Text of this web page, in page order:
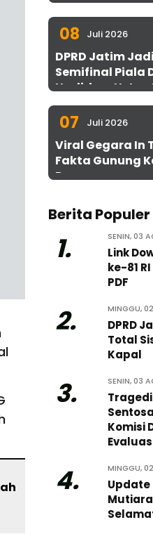
08 Juli 2026
DPRD Jatim
Semifinal Piala
Hadirkan
UMKM Gratis
07 Juli 2026
Viral Gegara In
Fakta Gunung
Penasaran
Berita Populer
1. SENIN, 03
Link
ke-81
PDF
2. MINGGU,
DPRD
Total
Kapal
3. SENIN, 03
Komisi
4. MINGGU,
Update
Mutiara